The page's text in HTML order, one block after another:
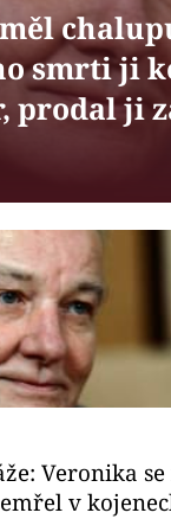
Karlovy
smrti ji
prodal ji
Veronika
v